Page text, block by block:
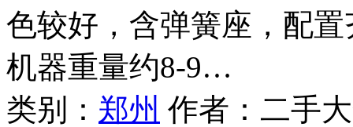
色较好，含弹簧座，配
机器重量约8-9…
类别： 郑州 作者： 二手